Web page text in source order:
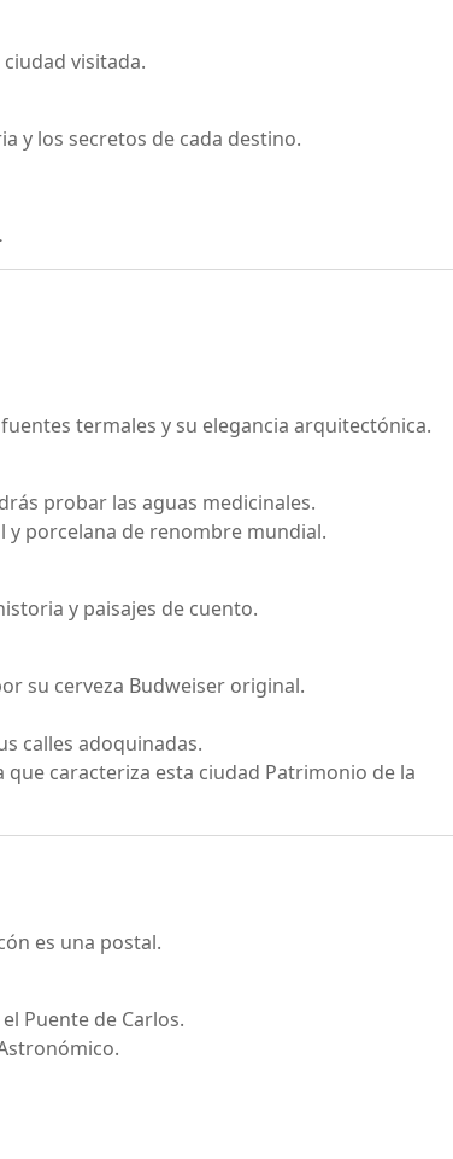
visitada.
y los secretos de cada destino.
termales y su elegancia arquitectónica.
probar las aguas medicinales.
y porcelana de renombre mundial.
y paisajes de cuento.
su cerveza Budweiser original.
calles adoquinadas.
caracteriza esta ciudad Patrimonio de la
es una postal.
Puente de Carlos.